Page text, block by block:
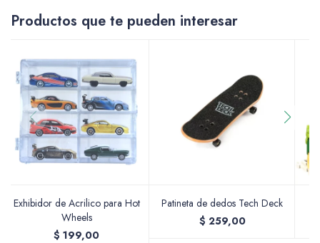
Productos que te pueden interesar
Exhibidor de Acrilico para Hot
Wheels
$ 199,00
Patineta de dedos Tech Deck
$ 259,00
Soportes Artísticos